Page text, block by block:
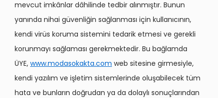
mevcut imkânlar dâhilinde tedbir alınmıştır. Bunun
yanında nihai güvenliğin sağlanması için kullanıcının,
kendi virüs koruma sistemini tedarik etmesi ve gerekli
korunmayı sağlaması gerekmektedir. Bu bağlamda
ÜYE, www.modasokakta.com web sitesine girmesiyle,
kendi yazılım ve işletim sistemlerinde oluşabilecek tüm
hata ve bunların doğrudan ya da dolaylı sonuçlarından